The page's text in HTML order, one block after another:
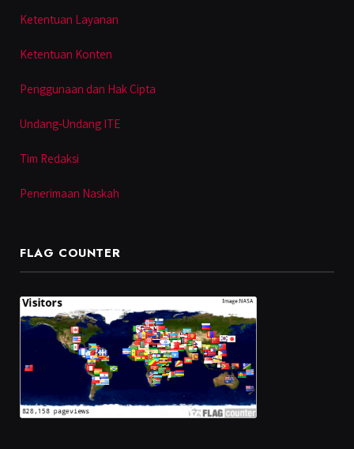
Ketentuan Layanan
Ketentuan Konten
Penggunaan dan Hak Cipta
Undang-Undang ITE
Tim Redaksi
Penerimaan Naskah
FLAG COUNTER